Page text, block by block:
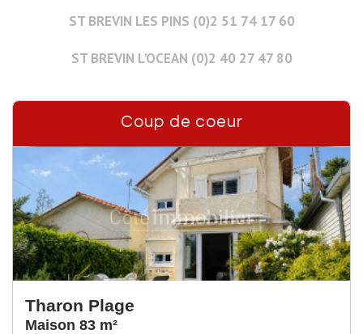
ST BREVIN LES PINS (0)2 51 74 17 60
ST BREVIN L'OCEAN (0)2 40 27 47 80
Coup de coeur
Tharon Plage
Maison 83 m²